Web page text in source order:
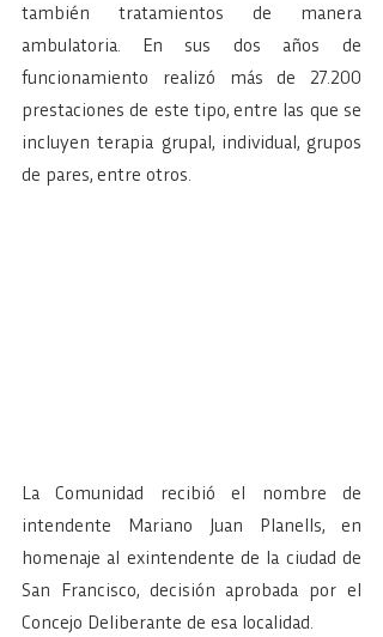
también tratamientos de manera
ambulatoria. En sus dos años de
funcionamiento realizó más de 27.200
prestaciones de este tipo, entre las que se
incluyen terapia grupal, individual, grupos
de pares, entre otros.
La Comunidad recibió el nombre de
intendente Mariano Juan Planells, en
homenaje al exintendente de la ciudad de
San Francisco, decisión aprobada por el
Concejo Deliberante de esa localidad.